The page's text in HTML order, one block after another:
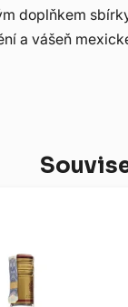
doplňkem
a vášeň